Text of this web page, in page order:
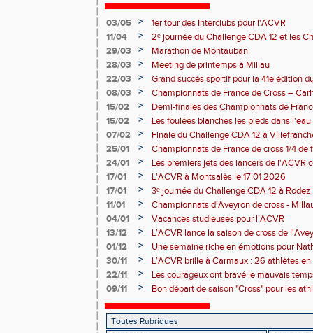
03/05 >
1er tour des Interclubs pour l'ACVR
11/04
>
2ᵉ journée du Challenge CDA 12 et les
29/03
>
Marathon de Montauban
28/03
>
Meeting de printemps à Millau
22/03
>
Grand succès sportif pour la 41e édition
malgré un problème côté randonnée
08/03 >
Championnats de France de Cross –
15/02
>
Demi-finales des Championnats de
15/02
>
Les foulées blanches les pieds dans
performances individuelles
07/02 >
Finale du Challenge CDA 12 à
25/01
>
Championnats de France de cross 1/4
la-Grave 25 01 2026
24/01 >
Les premiers jets des lancers de l'ACVR
Rodez
17/01 >
L'ACVR à Montsalès le 17 01 2026
17/01
>
3ᵉ journée du Challenge CDA 12 à Rodez
11/01
>
Championnats d'Aveyron de cross -
04/01
>
Vacances studieuses pour l’ACVR
13/12
>
L’ACVR lance la saison de cross de
01/12
>
Une semaine riche en émotions pour
de l’ACVR
30/11 >
L’ACVR brille à Carmaux : 26 athlètes
country international Hubert André
22/11 >
Les courageux ont bravé le mauvais
09/11
>
Bon départ de saison "Cross" pour les